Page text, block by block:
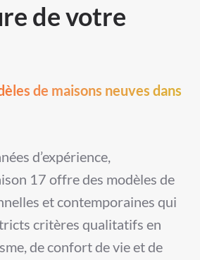
de votre
de maisons neuves dans
d’expérience,
17 offre des modèles de
et contemporaines qui
critères qualitatifs en
de confort de vie et de